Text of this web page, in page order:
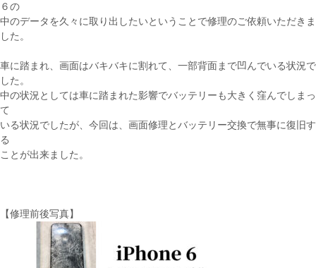
６の
中のデータを久々に取り出したいということで修理のご依頼いただきま
した。
車に踏まれ、画面はバキバキに割れて、一部背面まで凹んでいる状況で
した。
中の状況としては車に踏まれた影響でバッテリーも大きく窪んでしまっ
て
いる状況でしたが、今回は、画面修理とバッテリー交換で無事に復旧す
る
ことが出来ました。
【修理前後写真】